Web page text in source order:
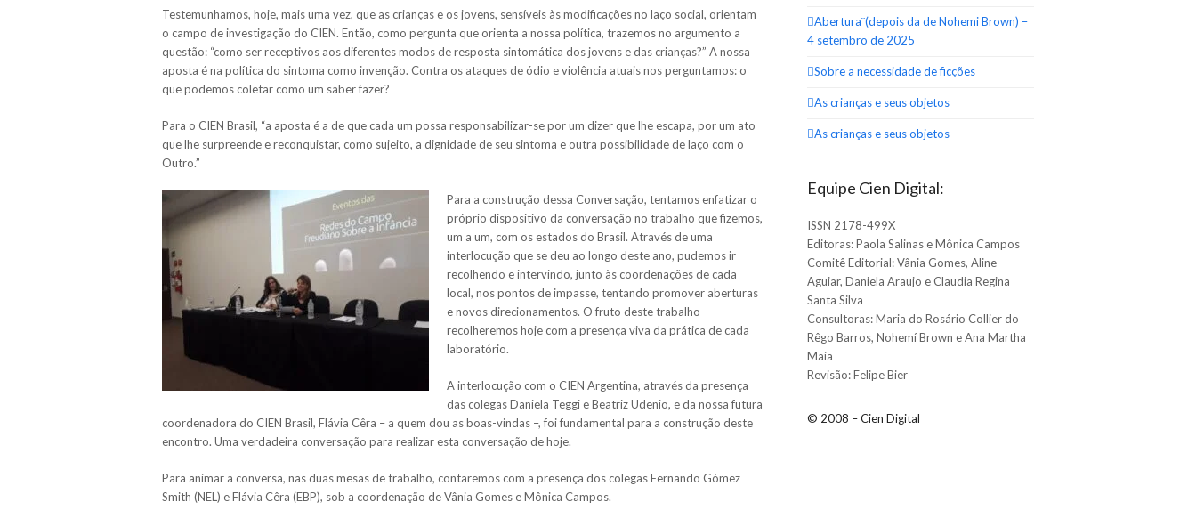
Testemunhamos, hoje, mais uma vez, que as crianças e os jovens, sensíveis às modificações no laço social, orientam
o campo de investigação do CIEN. Então, como pergunta que orienta a nossa política, trazemos no argumento a
questão: “como ser receptivos aos diferentes modos de resposta sintomática dos jovens e das crianças?” A nossa
aposta é na política do sintoma como invenção. Contra os ataques de ódio e violência atuais nos perguntamos: o
que podemos coletar como um saber fazer?
Para o CIEN Brasil, “a aposta é a de que cada um possa responsabilizar-se por um dizer que lhe escapa, por um ato
que lhe surpreende e reconquistar, como sujeito, a dignidade de seu sintoma e outra possibilidade de laço com o
Outro.”
Para a construção dessa Conversação, tentamos enfatizar o
próprio dispositivo da conversação no trabalho que fizemos,
um a um, com os estados do Brasil. Através de uma
interlocução que se deu ao longo deste ano, pudemos ir
recolhendo e intervindo, junto às coordenações de cada
local, nos pontos de impasse, tentando promover aberturas
e novos direcionamentos. O fruto deste trabalho
recolheremos hoje com a presença viva da prática de cada
laboratório.
A interlocução com o CIEN Argentina, através da presença
das colegas Daniela Teggi e Beatriz Udenio, e da nossa futura
coordenadora do CIEN Brasil, Flávia Cêra – a quem dou as boas-vindas –, foi fundamental para a construção deste
encontro. Uma verdadeira conversação para realizar esta conversação de hoje.
Para animar a conversa, nas duas mesas de trabalho, contaremos com a presença dos colegas Fernando Gómez
Smith (NEL) e Flávia Cêra (EBP), sob a coordenação de Vânia Gomes e Mônica Campos.
Abertura¨(depois da de Nohemi Brown) –
4 setembro de 2025
Sobre a necessidade de ficções
As crianças e seus objetos
As crianças e seus objetos
Equipe Cien Digital:
ISSN 2178-499X
Editoras: Paola Salinas e Mônica Campos
Comitê Editorial: Vânia Gomes, Aline
Aguiar, Daniela Araujo e Claudia Regina
Santa Silva
Consultoras: Maria do Rosário Collier do
Rêgo Barros, Nohemí Brown e Ana Martha
Maia
Revisão: Felipe Bier
© 2008 – Cien Digital